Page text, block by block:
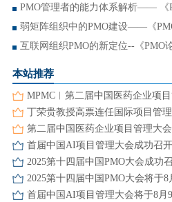
弱矩阵组织中的PMO建设——《
互联网组织PMO的新定位--《PMO
本站推荐
MPMC︱第二届中国医药企业项
丁荣贵教授高票连任国际项目管
第二届中国医药企业项目管理大
首届中国AI项目管理大会成功召开
2025第十四届中国PMO大会成功
2025第十四届中国PMO大会将于
首届中国AI项目管理大会将于8月